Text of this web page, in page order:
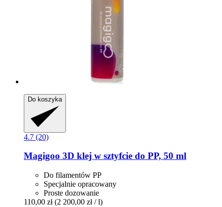
Do koszyka
4.7 (20)
Magigoo 3D klej w sztyfcie do PP, 50 ml
Do filamentów PP
Specjalnie opracowany
Proste dozowanie
110,00 zł (2 200,00 zł / l)